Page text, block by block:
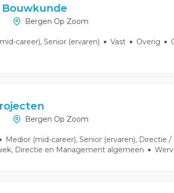
Bergen Op Zoom
career), Senior (ervaren) Vast Overig
Bergen Op Zoom
Medior (mid-career), Senior (ervaren), Directie
Directie en Management algemeen